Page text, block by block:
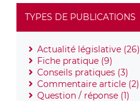
TYPES DE PUBLICATIONS
Actualité législative (26)
Fiche pratique (9)
Conseils pratiques (3)
Commentaire article (2)
Question / réponse (1)